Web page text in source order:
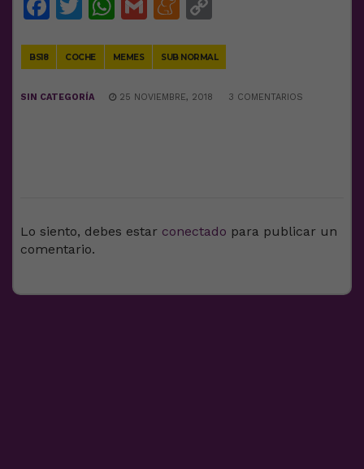
Facebook
Twitter
WhatsApp
GmailMeneame
BS18 COCHE MEMES SUB NORMAL
SIN CATEGORÍA 25 NOVIEMBRE, 2018 3 COMENTARIOS
Lo siento, debes estar conectado para publicar un
comentario.